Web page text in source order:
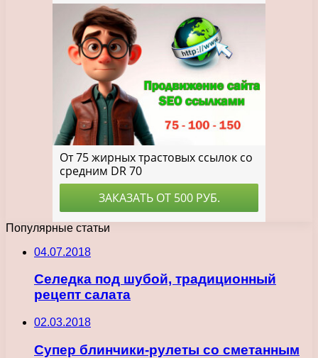
Популярные статьи
04.07.2018
Селедка под шубой, традиционный
рецепт салата
02.03.2018
Супер блинчики-рулеты со сметанным